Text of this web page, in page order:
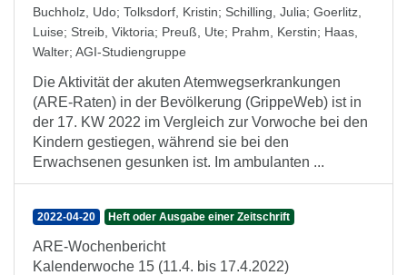
Buchholz, Udo; Tolksdorf, Kristin; Schilling, Julia; Goerlitz,
Luise; Streib, Viktoria; Preuß, Ute; Prahm, Kerstin; Haas,
Walter; AGI-Studiengruppe
Die Aktivität der akuten Atemwegserkrankungen
(ARE-Raten) in der Bevölkerung (GrippeWeb) ist in
der 17. KW 2022 im Vergleich zur Vorwoche bei den
Kindern gestiegen, während sie bei den
Erwachsenen gesunken ist. Im ambulanten ...
2022-04-20 Heft oder Ausgabe einer Zeitschrift
ARE-Wochenbericht
Kalenderwoche 15 (11.4. bis 17.4.2022)